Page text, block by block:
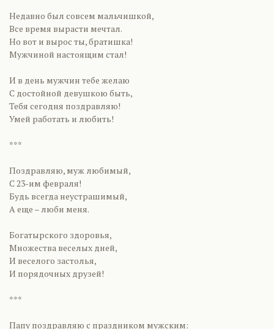
Недавно был совсем мальчишкой,
Все время вырасти мечтал.
Но вот и вырос ты, братишка!
Мужчиной настоящим стал!
И в день мужчин тебе желаю
С достойной девушкою быть,
Тебя сегодня поздравляю!
Умей работать и любить!
***
Поздравляю, муж любимый,
С 23-им февраля!
Будь всегда неустрашимый,
А еще – люби меня.
Богатырского здоровья,
Множества веселых дней,
И веселого застолья,
И порядочных друзей!
***
Папу поздравляю с праздником мужским: